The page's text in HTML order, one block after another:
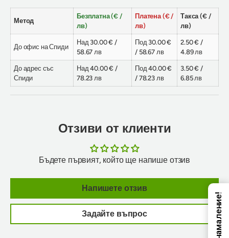
Метод
Безплатна (€ /
лв)
Платена (€ /
лв)
Такса (€ /
лв)
До офис на Спиди
Над 30.00 € /
58.67 лв
Под 30.00 €
/ 58.67 лв
2.50 € /
4.89 лв
До адрес със
Спиди
Над 40.00 € /
78.23 лв
Под 40.00 €
/ 78.23 лв
3.50 € /
6.85 лв
Отзиви от клиенти
Бъдете първият, който ще напише отзив
Напишете отзив
Задайте въпрос